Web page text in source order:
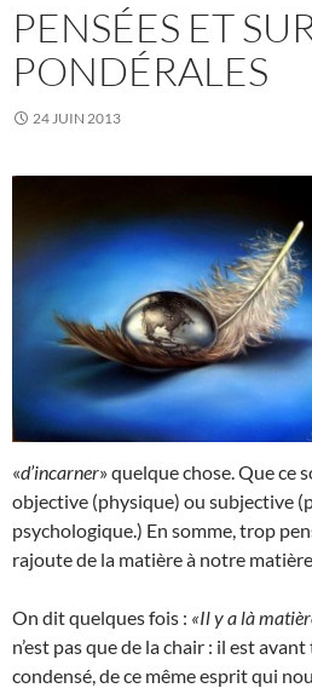
PENSÉES ET
PONDÉRALES
24 JUIN 2013
«d’incarner» quelque chose. Que ce
objective (physique) ou subjective
psychologique.) En somme, trop
rajoute de la matière à notre matière.
On dit quelques fois : «Il y a là
n’est pas que de la chair : il est
condensé, de ce même esprit qui